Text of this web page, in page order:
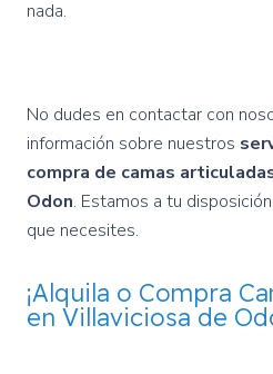
nada.
No dudes en contactar con
información sobre nuestros
compra de camas
Odon. Estamos a tu
que necesites.
¡Alquila o Compra
en Villaviciosa de